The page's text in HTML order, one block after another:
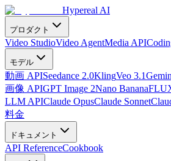
Hypereal AI
プロダクト
Video StudioVideo AgentMedia API
モデル
動画 APISeedance 2.0KlingVeo 3.1
画像 APIGPT Image 2Nano Banana
LLM APIClaude OpusClaude Sonnet
料金
ドキュメント
API ReferenceCookbook